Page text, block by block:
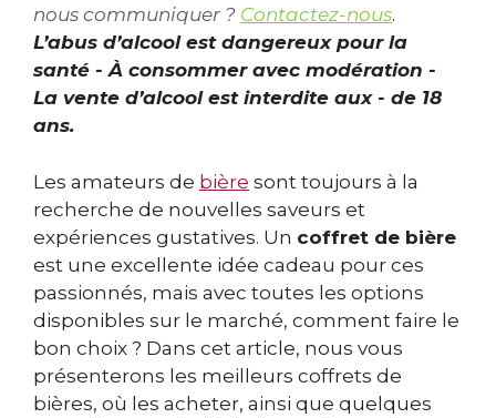
nous communiquer ? Contactez-nous.
L’abus d’alcool est dangereux pour la
santé - À consommer avec modération -
La vente d’alcool est interdite aux - de 18
ans.
Les amateurs de bière sont toujours à la
recherche de nouvelles saveurs et
expériences gustatives. Un coffret de bière
est une excellente idée cadeau pour ces
passionnés, mais avec toutes les options
disponibles sur le marché, comment faire le
bon choix ? Dans cet article, nous vous
présenterons les meilleurs coffrets de
bières, où les acheter, ainsi que quelques